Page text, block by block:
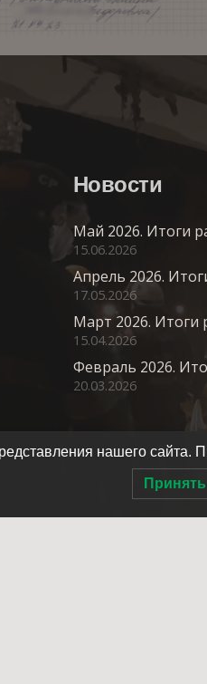
Новости
Май 2026. Итоги
15.06.2026
Апрель 2026.
17.05.2026
Март 2026. Итоги
15.04.2026
Февраль 2026.
20.03.2026
нашего сайта.
Принять